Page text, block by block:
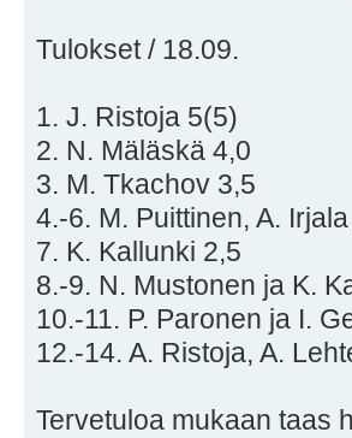
Tulokset / 18.09.
1. J. Ristoja 5(5)
2. N. Mäläskä 4,0
3. M. Tkachov 3,5
4.-6. M. Puittinen, A.
7. K. Kallunki 2,5
8.-9. N. Mustonen ja K.
10.-11. P. Paronen ja I.
12.-14. A. Ristoja, A.
Tervetuloa mukaan taas